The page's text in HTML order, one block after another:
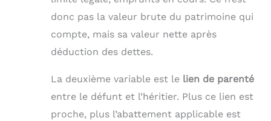
donc pas la valeur brute du patrimoine qui
compte, mais sa valeur nette après
déduction des dettes.
La deuxième variable est le lien de parenté
entre le défunt et l’héritier. Plus ce lien est
proche, plus l’abattement applicable est